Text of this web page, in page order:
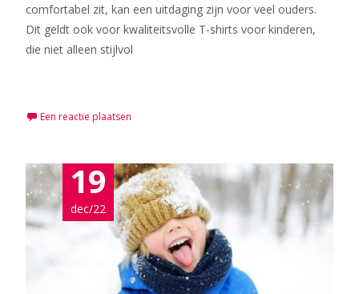
comfortabel zit, kan een uitdaging zijn voor veel ouders.
Dit geldt ook voor kwaliteitsvolle T-shirts voor kinderen,
die niet alleen stijlvol
Een reactie plaatsen
19
dec/22